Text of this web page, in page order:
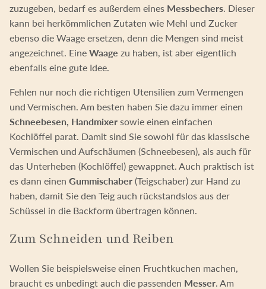
zuzugeben, bedarf es außerdem eines Messbechers . Dieser
kann bei herkömmlichen Zutaten wie Mehl und Zucker
ebenso die Waage ersetzen, denn die Mengen sind meist
angezeichnet. Eine Waage zu haben, ist aber eigentlich
ebenfalls eine gute Idee.
Fehlen nur noch die richtigen Utensilien zum Vermengen
und Vermischen. Am besten haben Sie dazu immer einen
Schneebesen, Handmixer sowie einen einfachen
Kochlöffel parat. Damit sind Sie sowohl für das klassische
Vermischen und Aufschäumen (Schneebesen), als auch für
das Unterheben (Kochlöffel) gewappnet. Auch praktisch ist
es dann einen Gummischaber (Teigschaber) zur Hand zu
haben, damit Sie den Teig auch rückstandslos aus der
Schüssel in die Backform übertragen können.
Zum Schneiden und Reiben
Wollen Sie beispielsweise einen Fruchtkuchen machen,
braucht es unbedingt auch die passenden Messer . Am